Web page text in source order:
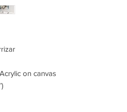
on canvas